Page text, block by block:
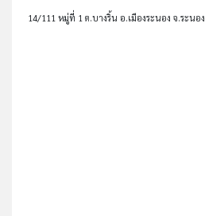
14/111 หมู่ที่ 1 ต.บางริ้น อ.เมืองระนอง จ.ระนอง